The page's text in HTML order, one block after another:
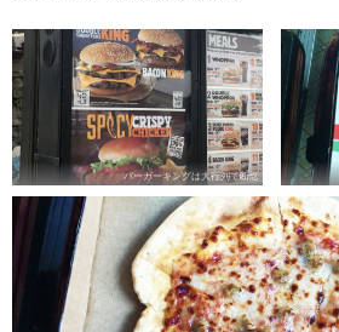
バーガーキングは大行列で断念